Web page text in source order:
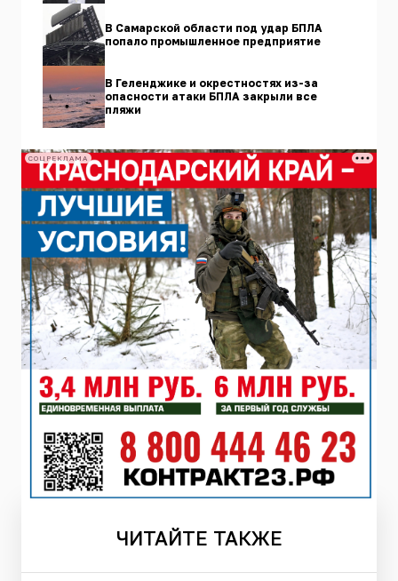
В Самарской области под удар БПЛА
попало промышленное предприятие
В Геленджике и окрестностях из-за
опасности атаки БПЛА закрыли все
пляжи
СОЦРЕКЛАМА
ЧИТАЙТЕ ТАКЖЕ